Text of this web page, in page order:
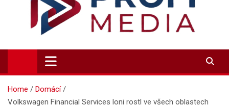
Profi-Media.cz
Vaše okno do světa informací
Home
Domácí
Volkswagen Financial Services loni rostl ve všech oblastech